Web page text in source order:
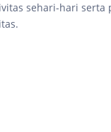
sehari-hari serta